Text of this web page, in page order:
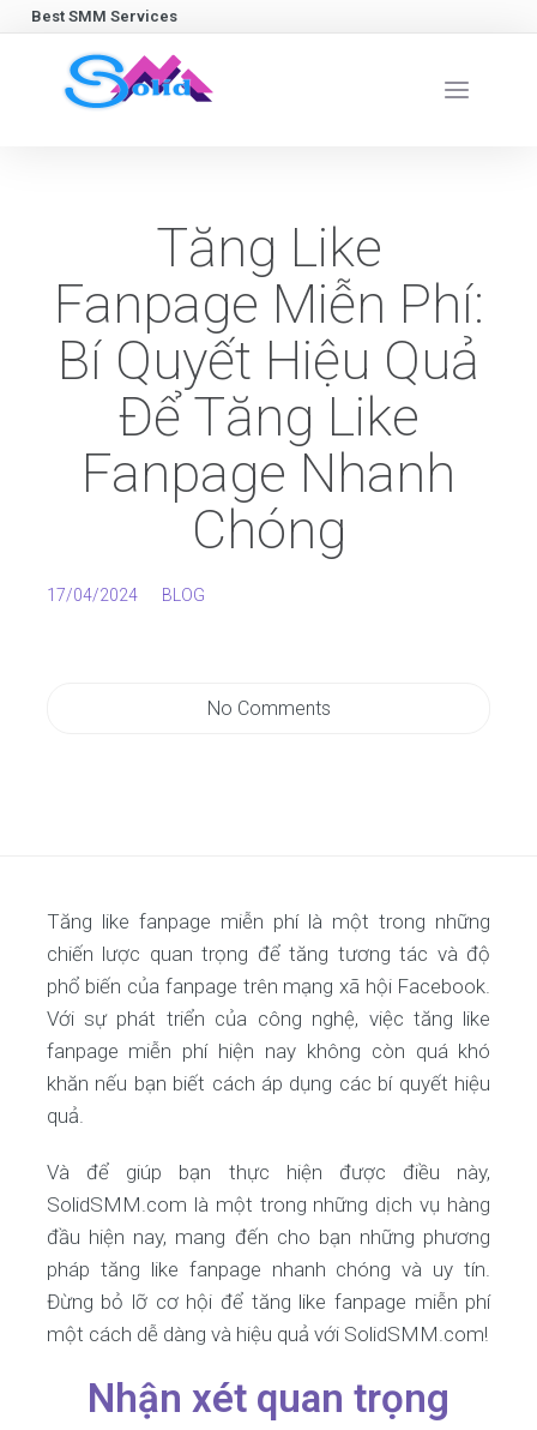
Best SMM Services
Tăng Like
Fanpage Miễn Phí:
Bí Quyết Hiệu Quả
Để Tăng Like
Fanpage Nhanh
Chóng
17/04/2024 BLOG
No Comments
Tăng like fanpage miễn phí là một trong những
chiến lược quan trọng để tăng tương tác và độ
phổ biến của fanpage trên mạng xã hội Facebook.
Với sự phát triển của công nghệ, việc tăng like
fanpage miễn phí hiện nay không còn quá khó
khăn nếu bạn biết cách áp dụng các bí quyết hiệu
quả.
Và để giúp bạn thực hiện được điều này,
SolidSMM.com là một trong những dịch vụ hàng
đầu hiện nay, mang đến cho bạn những phương
pháp tăng like fanpage nhanh chóng và uy tín.
Đừng bỏ lỡ cơ hội để tăng like fanpage miễn phí
một cách dễ dàng và hiệu quả với SolidSMM.com!
Nhận xét quan trọng